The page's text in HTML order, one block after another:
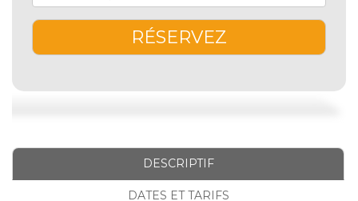
RÉSERVEZ
DESCRIPTIF
DATES ET TARIFS